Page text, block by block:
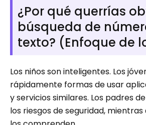
¿Por qué querrías
búsqueda de
texto? (Enfoque de
Los niños son inteligentes. Los
rápidamente formas de usar
y servicios similares. Los padres
los riesgos de seguridad, mientras